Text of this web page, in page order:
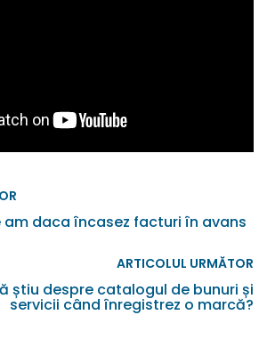
am daca încasez facturi în avans
ARTICOLUL URMĂTOR
știu despre catalogul de bunuri și
servicii când înregistrez o marcă?